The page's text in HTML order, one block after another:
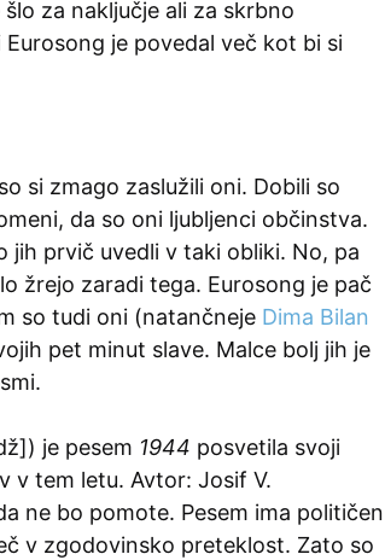
za naključje ali za skrbno
je povedal več kot bi si
si zmago zaslužili oni. Dobili so
da so oni ljubljenci občinstva.
jih prvič uvedli v taki obliki. No, pa
žrejo zaradi tega. Eurosong je pač
so tudi oni (natančneje Dima Bilan
pet minut slave. Malce bolj jih je
je pesem 1944 posvetila svoji
v tem letu. Avtor: Josif V.
ne bo pomote. Pesem ima političen
v zgodovinsko preteklost. Zato so